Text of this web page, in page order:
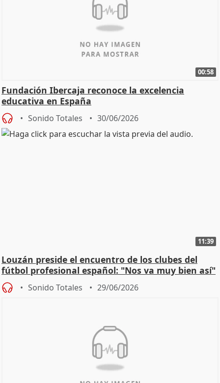
00:58
Fundación Ibercaja reconoce la excelencia
educativa en España
Sonido Totales 30/06/2026
11:39
Louzán preside el encuentro de los clubes del
fútbol profesional español: "Nos va muy bien así"
Sonido Totales 29/06/2026